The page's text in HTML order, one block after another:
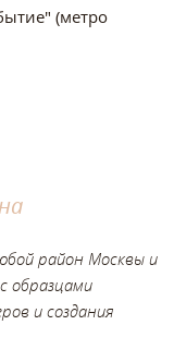
(метро
район Москвы и
образцами
и создания